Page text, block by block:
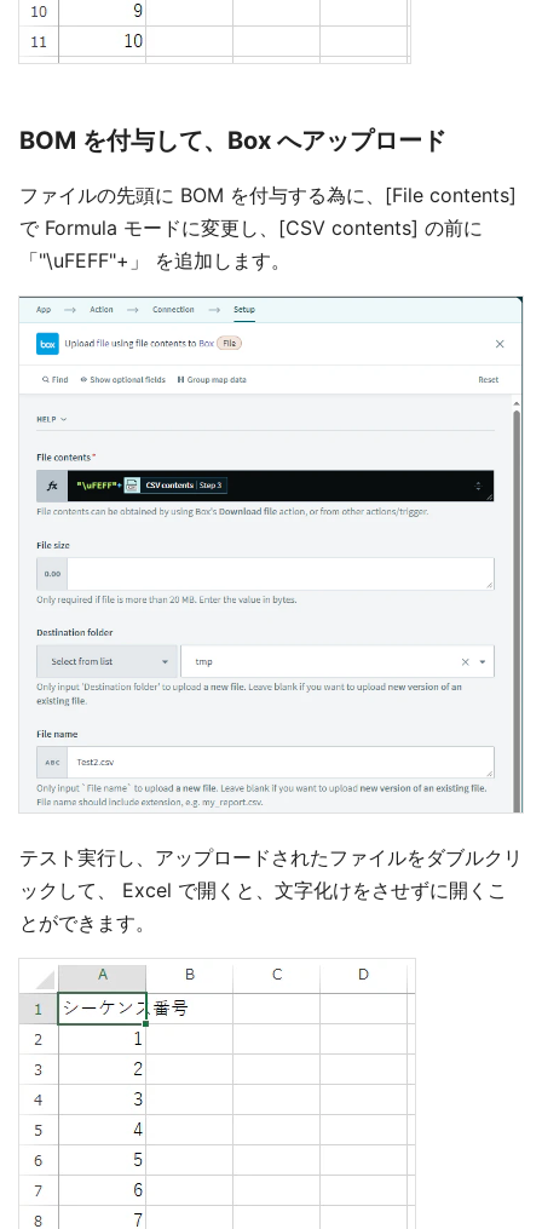
BOM を付与して、Box へアップロード
ファイルの先頭に BOM を付与する為に、[File contents]
で Formula モードに変更し、[CSV contents] の前に
「"\uFEFF"+」 を追加します。
テスト実行し、アップロードされたファイルをダブルクリ
ックして、 Excel で開くと、文字化けをさせずに開くこ
とができます。